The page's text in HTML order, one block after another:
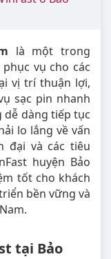
là một trong
vụ cho các
vị trí thuận lợi,
sạc pin nhanh
dễ dàng tiếp tục
lo lắng về vấn
đại và các tiêu
huyện Bảo
tốt cho khách
bền vững và
tại Bảo